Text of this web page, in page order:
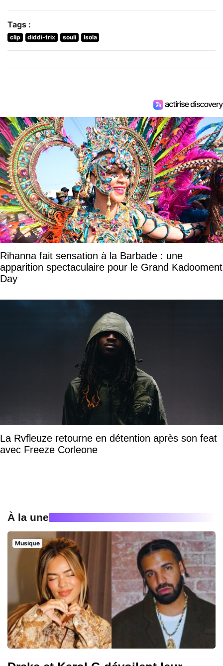
Tags :
clip diddi-trix souli lsola
Rihanna fait sensation à la Barbade : une
apparition spectaculaire pour le Grand Kadooment
Day
La Rvfleuze retourne en détention après son feat
avec Freeze Corleone
À la une
Musique